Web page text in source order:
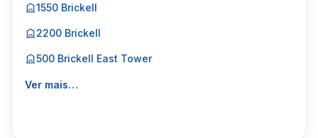
1550 Brickell
2200 Brickell
500 Brickell East Tower
Ver mais…